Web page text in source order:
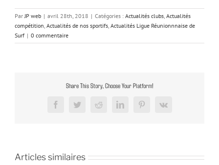
Par JP web | avril 28th, 2018 | Catégories : Actualités clubs Actualités
compétition Actualités de nos sportifs Actualités Ligue Réunionnnaise de
Surf | 0 commentaire
Share This Story, Choose Your Platform!
FacebookTwitterRedditLinkedInPinterest
Vk
Articles similaires